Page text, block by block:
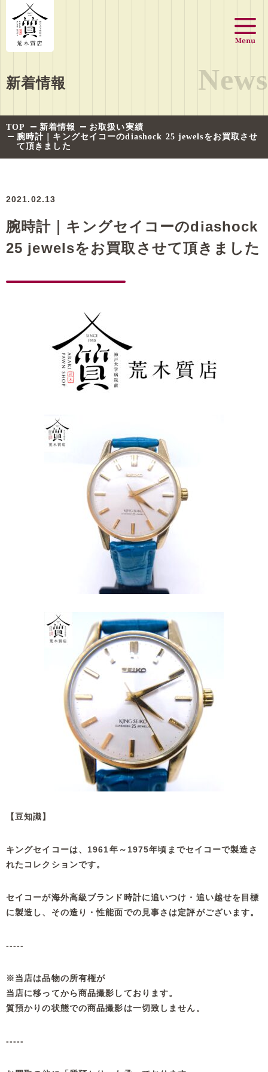
新着情報 News
TOP 新着情報
お取扱い実績
腕時計｜キングセイコーのdiashock 25 jewelsをお買取させ
て頂きました
2021.02.13
腕時計｜キングセイコーのdiashock
25 jewelsをお買取させて頂きました
【豆知識】
キングセイコーは、1961年～1975年頃までセイコーで製造さ
れたコレクションです。
セイコーが海外高級ブランド時計に追いつけ・追い越せを目標
に製造し、その造り・性能面での見事さは定評がございます。
-----
※当店は品物の所有権が
当店に移ってから商品撮影しております。
質預かりの状態での商品撮影は一切致しません。
-----